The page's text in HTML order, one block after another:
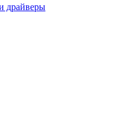
драйверы